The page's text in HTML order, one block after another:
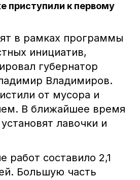
приступили к первому
в рамках программы
инициатив,
губернатор
Владимиров.
от мусора и
В ближайшее время
лавочки и
работ составило 2,1
Большую часть